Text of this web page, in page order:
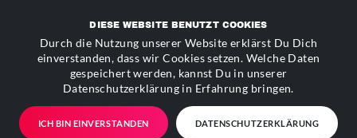
DIESE WEBSITE BENUTZT COOKIES
Durch die Nutzung unserer Website erklärst Du Dich
einverstanden, dass wir Cookies setzen. Welche Daten
gespeichert werden, kannst Du in unserer
Datenschutzerklärung in Erfahrung bringen.
ICH BIN EINVERSTANDEN DATENSCHUTZERKLÄRUNG